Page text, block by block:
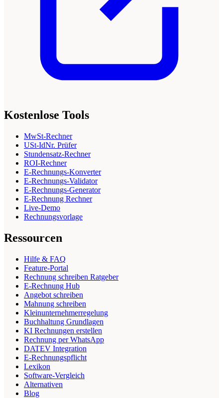
Kostenlose Tools
MwSt-Rechner
USt-IdNr. Prüfer
Stundensatz-Rechner
ROI-Rechner
E-Rechnungs-Konverter
E-Rechnungs-Validator
E-Rechnungs-Generator
E-Rechnung Rechner
Live-Demo
Rechnungsvorlage
Ressourcen
Hilfe & FAQ
Feature-Portal
Rechnung schreiben Ratgeber
E-Rechnung Hub
Angebot schreiben
Mahnung schreiben
Kleinunternehmerregelung
Buchhaltung Grundlagen
KI Rechnungen erstellen
Rechnung per WhatsApp
DATEV Integration
E-Rechnungspflicht
Lexikon
Software-Vergleich
Alternativen
Blog